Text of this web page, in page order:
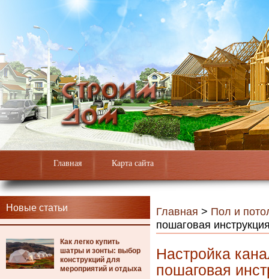
Главная Карта сайта
Новые статьи
Как легко купить
шатры и зонты: выбор
конструкций для
мероприятий и отдыха
Главная > Пол и
пошаговая
Настройка
пошаговая